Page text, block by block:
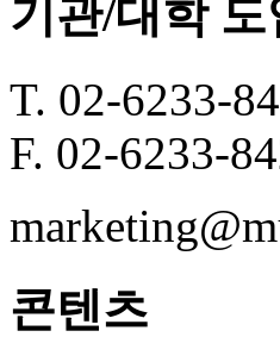
기관/대학 도
T. 02-6233-
F. 02-6233-
콘텐츠